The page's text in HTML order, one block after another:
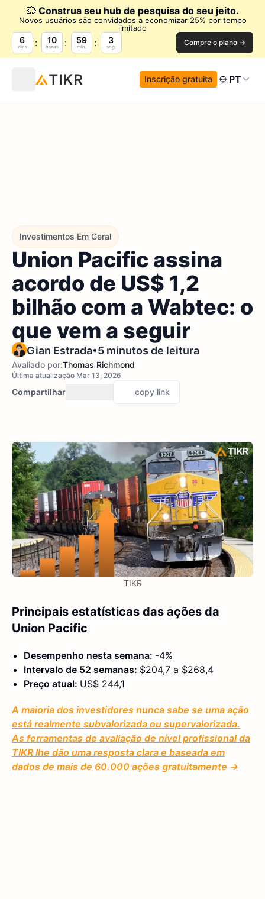
💥 Construa seu hub de pesquisa do seu jeito.
Novos usuários são convidados a economizar 25% por tempo
limitado
6
dias
10
horas
59
min.
2
seg. Compre o plano →
Inscrição gratuita PT
Investimentos Em Geral
Union Pacific assina
acordo de US$ 1,2
bilhão com a Wabtec: o
que vem a seguir
Gian Estrada•5 minutos de leitura
Avaliado por:Thomas Richmond
Última atualização Mar 13, 2026
Compartilhar copy link
TIKR
Principais estatísticas das ações da
Union Pacific
Desempenho nesta semana: -4%
Intervalo de 52 semanas: $204,7 a $268,4
Preço atual: US$ 244,1
A maioria dos investidores nunca sabe se uma ação
está realmente subvalorizada ou supervalorizada.
As ferramentas de avaliação de nível profissional da
TIKR lhe dão uma resposta clara e baseada em
dados de mais de 60.000 ações gratuitamente →